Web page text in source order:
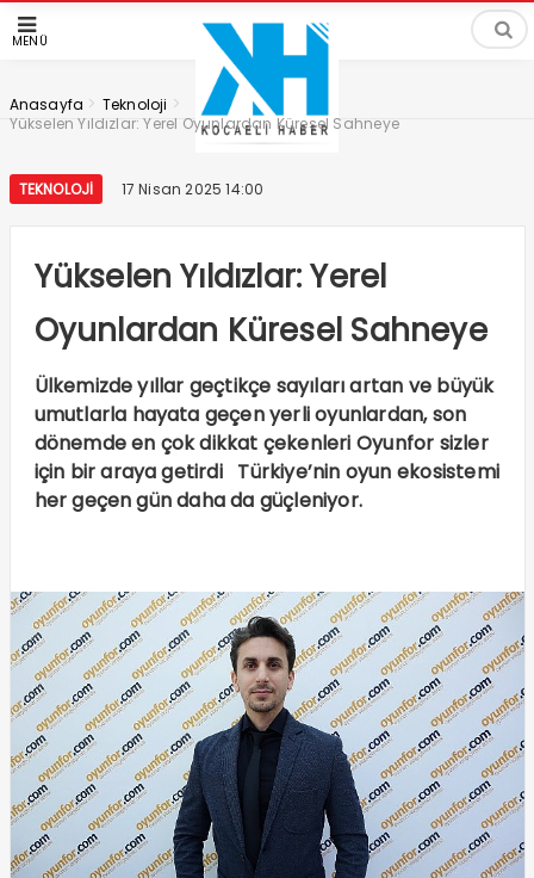
MENÜ
Anasayfa > Teknoloji >
Yükselen Yıldızlar: Yerel Oyunlardan Küresel Sahneye
TEKNOLOJI 17 Nisan 2025 14:00
Yükselen Yıldızlar: Yerel
Oyunlardan Küresel Sahneye
Ülkemizde yıllar geçtikçe sayıları artan ve büyük
umutlarla hayata geçen yerli oyunlardan, son
dönemde en çok dikkat çekenleri Oyunfor sizler
için bir araya getirdi Türkiye’nin oyun ekosistemi
her geçen gün daha da güçleniyor.